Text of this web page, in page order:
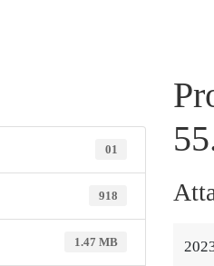
01
918
1.47 MB